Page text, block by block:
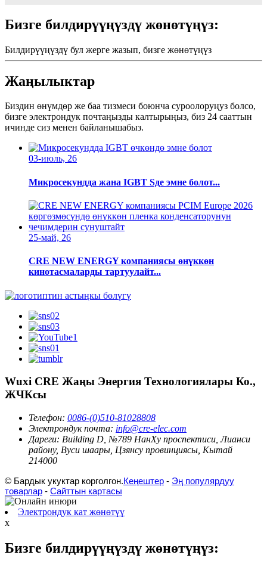
Бизге билдирүүңүздү жөнөтүңүз:
Билдирүүңүздү бул жерге жазып, бизге жөнөтүңүз
Жаңылыктар
Биздин өнүмдөр же баа тизмеси боюнча суроолоруңуз болсо,
бизге электрондук почтаңызды калтырыңыз, биз 24 сааттын
ичинде сиз менен байланышабыз.
03-июль, 26
Микросекундда жана IGBT Sде эмне болот...
25-май, 26
CRE NEW ENERGY компаниясы өнүккөн
кинотасмаларды тартуулайт...
Wuxi CRE Жаңы Энергия Технологиялары Ко.,
ЖЧКсы
Телефон: 0086-(0)510-81028808
Электрондук почта: info@cre-elec.com
Дареги: Building D, №789 НанХу проспектиси, Лианси
району, Вуси шаары, Цзянсу провинциясы, Кытай
214000
© Бардык укуктар корголгон.Кеңештер - Эң популярдуу
товарлар - Сайттын картасы
Электрондук кат жөнөтүү
x
Бизге билдирүүңүздү жөнөтүңүз: